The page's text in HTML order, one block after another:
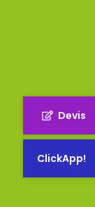
Devis
ClickApp!